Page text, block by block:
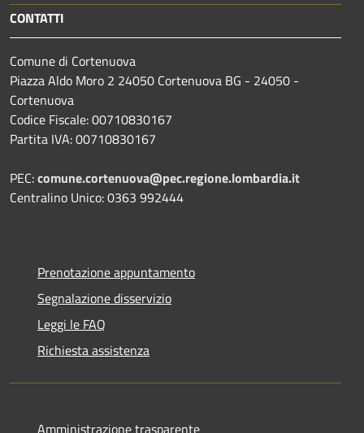
CONTATTI
Comune di Cortenuova
Piazza Aldo Moro 2 24050 Cortenuova BG - 24050 -
Cortenuova
Codice Fiscale: 00710830167
Partita IVA: 00710830167
PEC:comune.cortenuova@pec.regione.lombardia.it
Centralino Unico: 0363 992444
Prenotazione appuntamento
Segnalazione disservizio
Leggi le FAQ
Richiesta assistenza
Amministrazione trasparente